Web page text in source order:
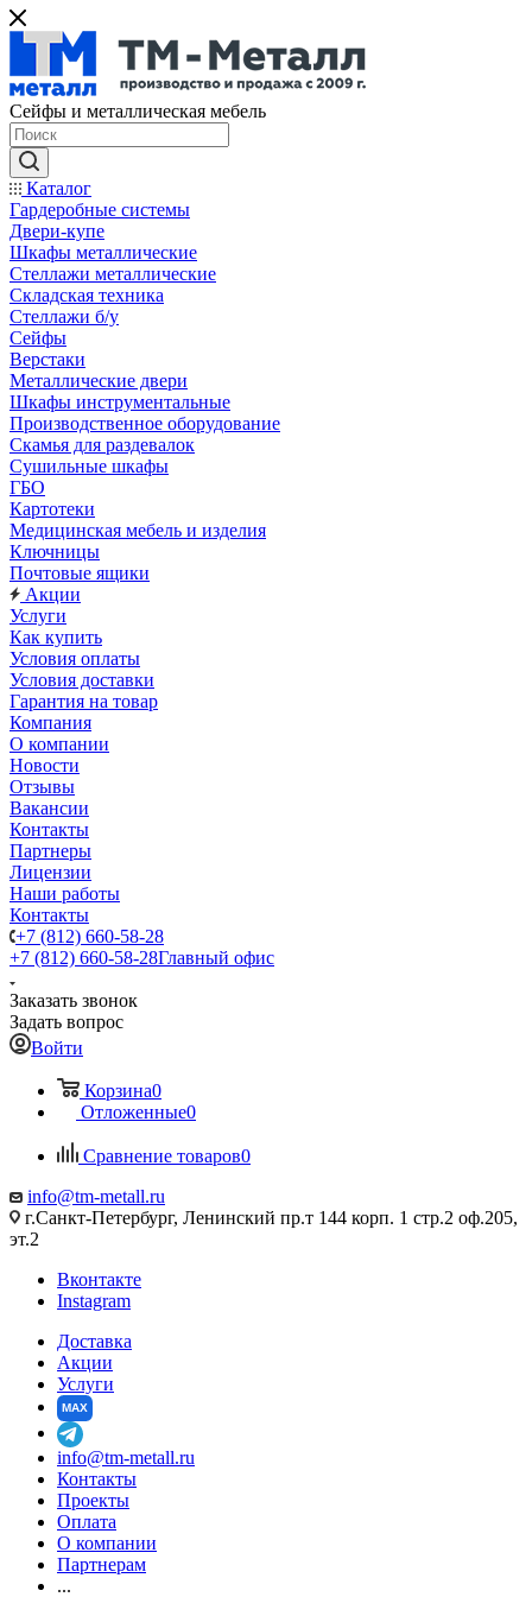
Сейфы и металлическая мебель
Каталог
Гардеробные системы
Двери-купе
Шкафы металлические
Стеллажи металлические
Складская техника
Стеллажи б/у
Сейфы
Верстаки
Металлические двери
Шкафы инструментальные
Производственное оборудование
Скамья для раздевалок
Сушильные шкафы
ГБО
Картотеки
Медицинская мебель и изделия
Ключницы
Почтовые ящики
Акции
Услуги
Как купить
Условия оплаты
Условия доставки
Гарантия на товар
Компания
О компании
Новости
Отзывы
Вакансии
Контакты
Партнеры
Лицензии
Наши работы
Контакты
+7 (812) 660-58-28
+7 (812) 660-58-28Главный офис
Заказать звонок
Задать вопрос
Войти
Корзина0
Отложенные0
Сравнение товаров0
info@tm-metall.ru
г.Санкт-Петербург, Ленинский пр.т 144 корп. 1 стр.2 оф.205,
эт.2
Вконтакте
Instagram
Доставка
Акции
Услуги
MAX
info@tm-metall.ru
Контакты
Проекты
Оплата
О компании
Партнерам
...